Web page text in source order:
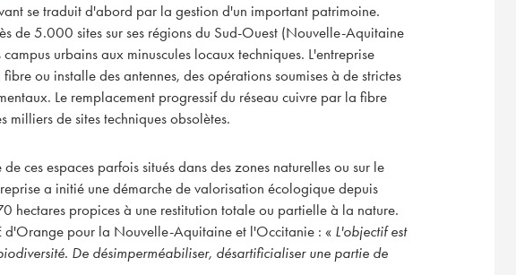
se traduit d'abord par la gestion d'un important patrimoine.
de 5.000 sites sur ses régions du Sud-Ouest (Nouvelle-Aquitaine
urbains aux minuscules locaux techniques. L'entreprise
ou installe des antennes, des opérations soumises à de strictes
Le remplacement progressif du réseau cuivre par la fibre
milliers de sites techniques obsolètes.
ces espaces parfois situés dans des zones naturelles ou sur le
a initié une démarche de valorisation écologique depuis
hectares propices à une restitution totale ou partielle à la nature.
d'Orange pour la Nouvelle-Aquitaine et l'Occitanie : « L'objectif est
De désimperméabiliser, désartificialiser une partie de
Le salon Résolution
Pays basque revient le
20 novembre à Bay ...